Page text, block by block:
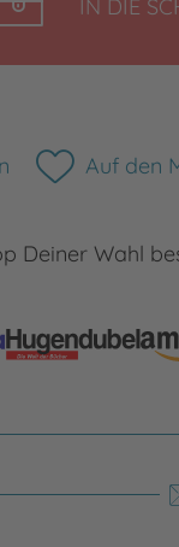
vergrößern
IN DIE
Auf den
Deiner Wahl